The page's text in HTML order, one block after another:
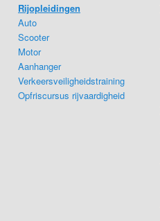
Rijopleidingen
Auto
Scooter
Motor
Aanhanger
Verkeersveiligheidstraining
Opfriscursus rijvaardigheid